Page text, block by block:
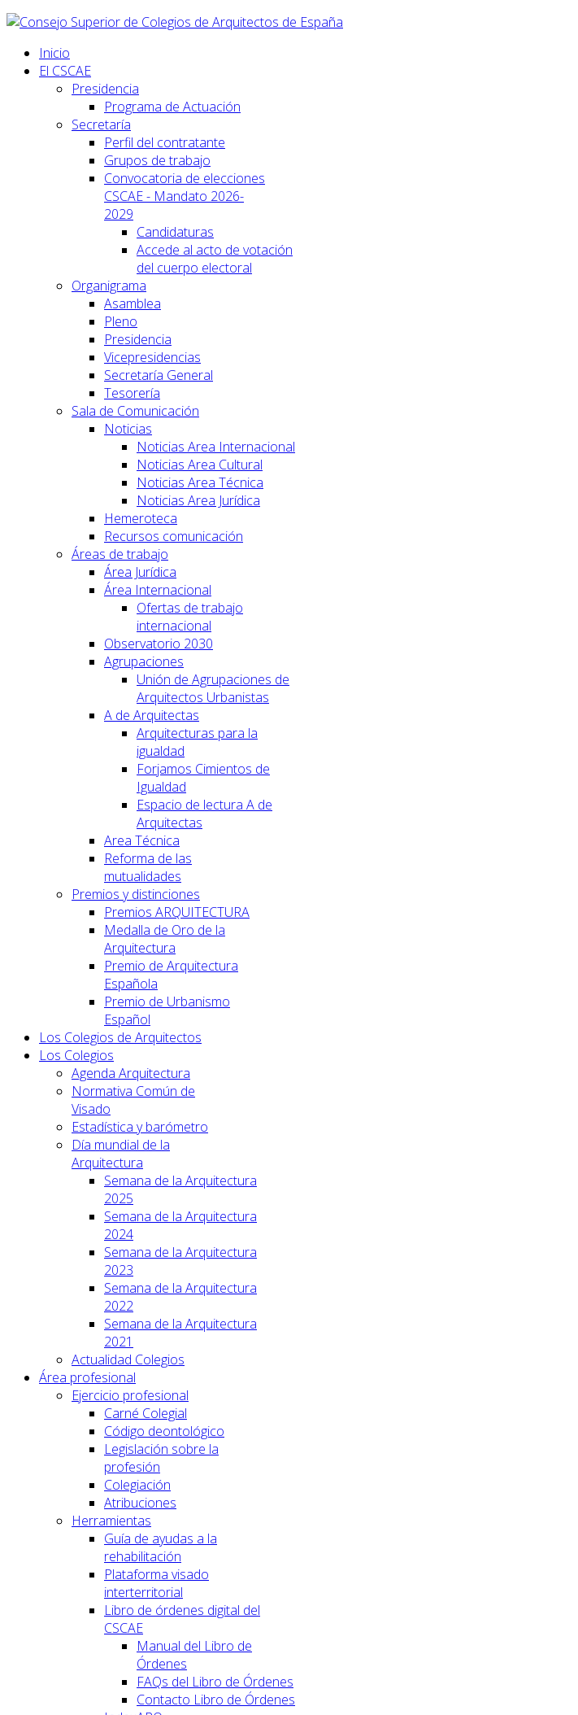
Inicio
El CSCAE
Presidencia
Programa de Actuación
Secretaría
Perfil del contratante
Grupos de trabajo
Convocatoria de elecciones
CSCAE - Mandato 2026-
2029
Candidaturas
Accede al acto de votación
del cuerpo electoral
Organigrama
Asamblea
Pleno
Presidencia
Vicepresidencias
Secretaría General
Tesorería
Sala de Comunicación
Noticias
Noticias Area Internacional
Noticias Area Cultural
Noticias Area Técnica
Noticias Area Jurídica
Hemeroteca
Recursos comunicación
Áreas de trabajo
Área Jurídica
Área Internacional
Ofertas de trabajo
internacional
Observatorio 2030
Agrupaciones
Unión de Agrupaciones de
Arquitectos Urbanistas
A de Arquitectas
Arquitecturas para la
igualdad
Forjamos Cimientos de
Igualdad
Espacio de lectura A de
Arquitectas
Area Técnica
Reforma de las
mutualidades
Premios y distinciones
Premios ARQUITECTURA
Medalla de Oro de la
Arquitectura
Premio de Arquitectura
Española
Premio de Urbanismo
Español
Los Colegios de Arquitectos
Los Colegios
Agenda Arquitectura
Normativa Común de
Visado
Estadística y barómetro
Día mundial de la
Arquitectura
Semana de la Arquitectura
2025
Semana de la Arquitectura
2024
Semana de la Arquitectura
2023
Semana de la Arquitectura
2022
Semana de la Arquitectura
2021
Actualidad Colegios
Área profesional
Ejercicio profesional
Carné Colegial
Código deontológico
Legislación sobre la
profesión
Colegiación
Atribuciones
Herramientas
Guía de ayudas a la
rehabilitación
Plataforma visado
interterritorial
Libro de órdenes digital del
CSCAE
Manual del Libro de
Órdenes
FAQs del Libro de Órdenes
Contacto Libro de Órdenes